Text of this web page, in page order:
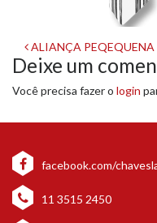
Navegação
de
post
ALIANÇA PEQEQUENA
Deixe um
Você precisa fazer o login
facebook.com/
11 3515 2450